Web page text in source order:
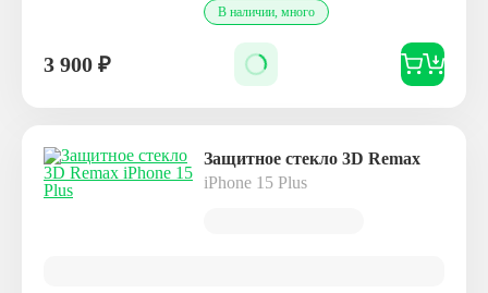
В наличии, много
3 900 ₽
Защитное стекло 3D Remax
iPhone 15 Plus